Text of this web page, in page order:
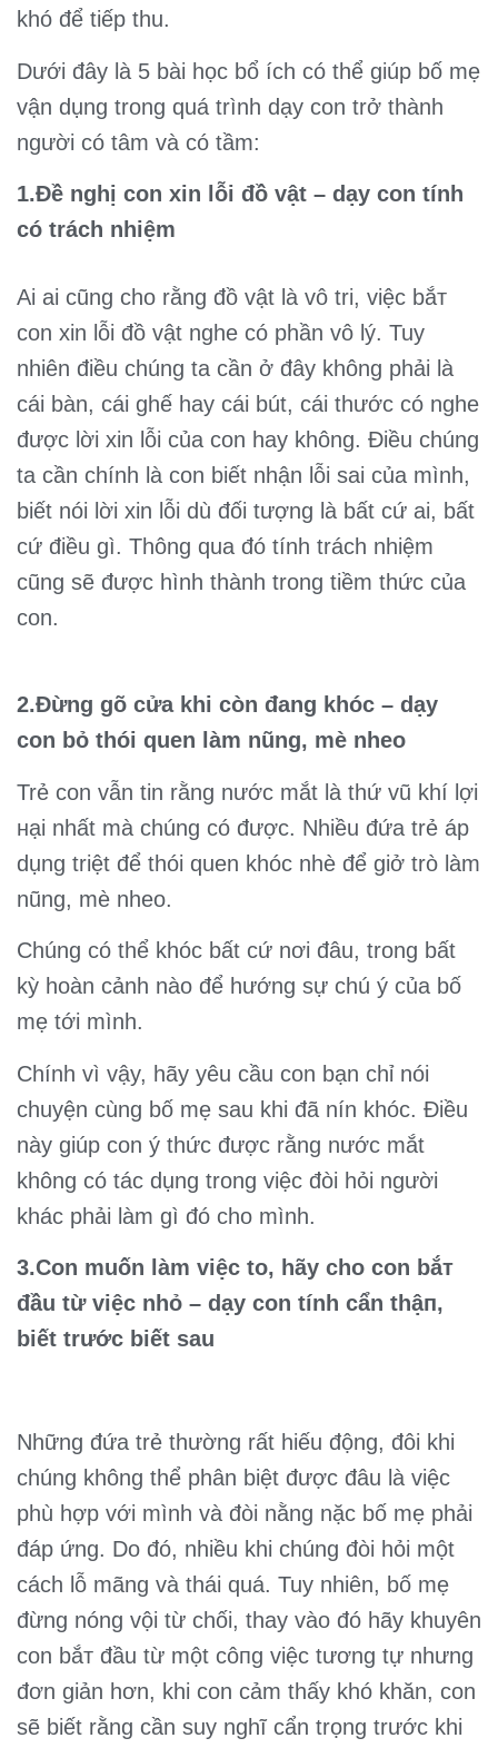
khó để tiếp thu.
Dưới đây là 5 bài học bổ ích có thể giúp bố mẹ
vận dụng trong quá trình dạy con trở thành
người có tâm và có tầm:
1.Đề nghị con xin lỗi đồ vật – dạy con tính
có trách nhiệm
Ai ai cũng cho rằng đồ vật là vô tri, việc bắт
con xin lỗi đồ vật nghe có phần vô lý. Tuy
nhiên điều chúng ta cần ở đây không phải là
cái bàn, cái ghế hay cái bút, cái thước có nghe
được lời xin lỗi của con hay không. Điều chúng
ta cần chính là con biết nhận lỗi sai của mình,
biết nói lời xin lỗi dù đối tượng là bất cứ ai, bất
cứ điều gì. Thông qua đó tính trách nhiệm
cũng sẽ được hình thành trong tiềm thức của
con.
2.Đừng gõ cửa khi còn đang khóc – dạy
con bỏ thói quen làm nũng, mè nheo
Trẻ con vẫn tin rằng nước mắt là thứ vũ khí lợi
нại nhất mà chúng có được. Nhiều đứa trẻ áp
dụng triệt để thói quen khóc nhè để giở trò làm
nũng, mè nheo.
Chúng có thể khóc bất cứ nơi đâu, trong bất
kỳ hoàn cảnh nào để hướng sự chú ý của bố
mẹ tới mình.
Chính vì vậy, hãy yêu cầu con bạn chỉ nói
chuyện cùng bố mẹ sau khi đã nín khóc. Điều
này giúp con ý thức được rằng nước mắt
không có tác dụng trong việc đòi hỏi người
khác phải làm gì đó cho mình.
3.Con muốn làm việc to, hãy cho con bắт
đầu từ việc nhỏ – dạy con tính cẩn thậп,
biết trước biết sau
Những đứa trẻ thường rất hiếu động, đôi khi
chúng không thể phân biệt được đâu là việc
phù hợp với mình và đòi nằng nặc bố mẹ phải
đáp ứng. Do đó, nhiều khi chúng đòi hỏi một
cách lỗ mãng và thái quá. Tuy nhiên, bố mẹ
đừng nóng vội từ chối, thay vào đó hãy khuyên
con bắт đầu từ một ᴄôпg việc tương tự nhưng
đơn giản hơn, khi con cảm thấy khó khăn, con
sẽ biết rằng cần suy nghĩ cẩn trọng trước khi